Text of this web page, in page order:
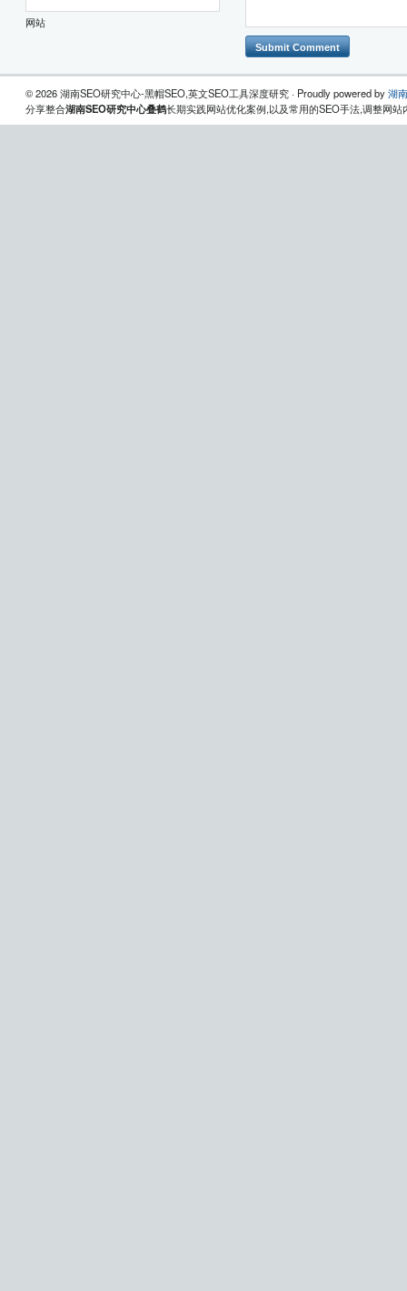
网站
© 2026 湖南SEO研究中心-黑帽SEO,英文SEO工具深度研究 · Proudly powered by湖
分享整合湖南SEO研究中心叠鹤长期实践网站优化案例,以及常用的SEO手法,调整网